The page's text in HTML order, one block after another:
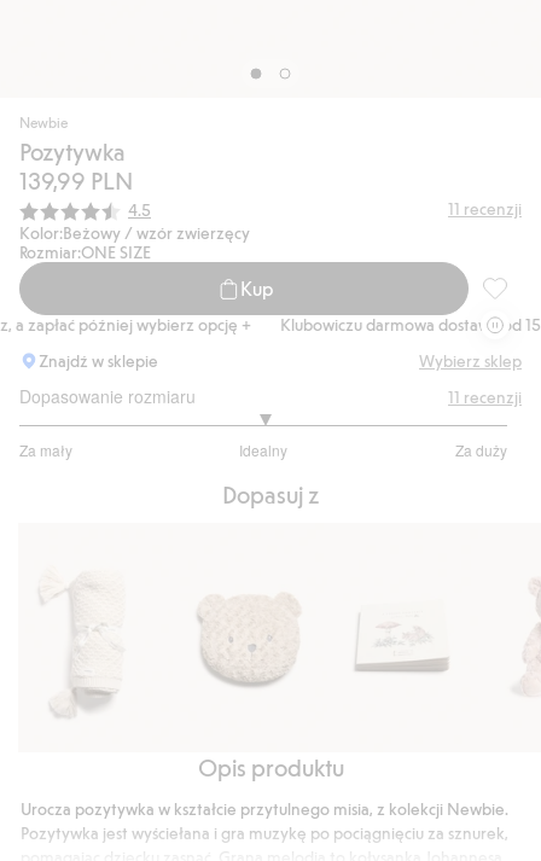
Newbie
Pozytywka
139,99 PLN
Średnia ocena:
4.5 11 recenzji
Kolor:Beżowy / wzór zwierzęcy
Rozmiar:ONE SIZE
Kup
zapłać później wybierz opcję +
Klubowiczu darmowa dostawa od 150
Znajdź w sklepie
Wybierz sklep
Dopasowanie rozmiaru
Za mały Idealny Za duży
na
11 recenzji
Dopasuj z
dzianiny
Poduszka
pluszu
Książeczka
Opis produktu
Urocza pozytywka w kształcie przytulnego misia, z kolekcji Newbie.
Pozytywka jest wyściełana i gra muzykę po pociągnięciu za sznurek,